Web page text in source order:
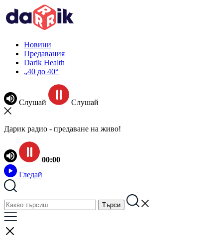
Новини
Предавания
Darik Health
„40 до 40“
Слушай Слушай
Дарик радио - предаване на живо!
00:00
Гледай